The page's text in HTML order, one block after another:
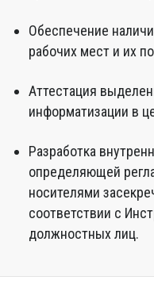
Обеспечение
рабочих мест и их
Аттестация
информатизации в
Разработка
определяющей
носителями
соответствии с
должностных лиц.